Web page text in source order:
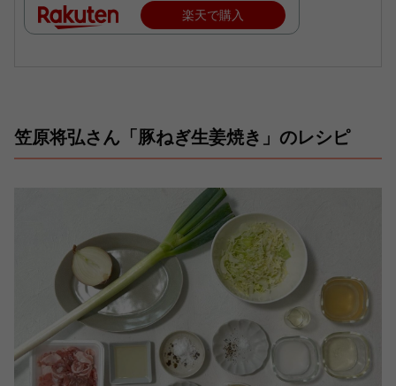
楽天で購入
笠原将弘さん「豚ねぎ生姜焼き」のレシピ